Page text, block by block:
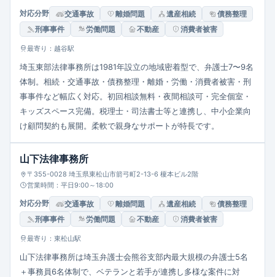
対応分野 交通事故 離婚問題 遺産相続
債務整理
刑事事件
労働問題 不動産 消費者被害
最寄り：越谷駅
埼玉東部法律事務所は1981年設立の地域密着型で、弁護士7〜9名
体制。相続・交通事故・債務整理・離婚・労働・消費者被害・刑
事事件など幅広く対応。初回相談無料・夜間相談可・完全個室・
キッズスペース完備。税理士・司法書士等と連携し、中小企業向
け顧問契約も展開。柔軟で親身なサポートが特長です。
山下法律事務所
〒355-0028 埼玉県東松山市箭弓町2-13-6 榎本ビル2階
営業時間：平日9:00～18:00
対応分野 交通事故 離婚問題 遺産相続
債務整理
刑事事件
労働問題 不動産 消費者被害
最寄り：東松山駅
山下法律事務所は埼玉弁護士会熊谷支部内最大規模の弁護士5名
＋事務員6名体制で、ベテランと若手が連携し多様な案件に対